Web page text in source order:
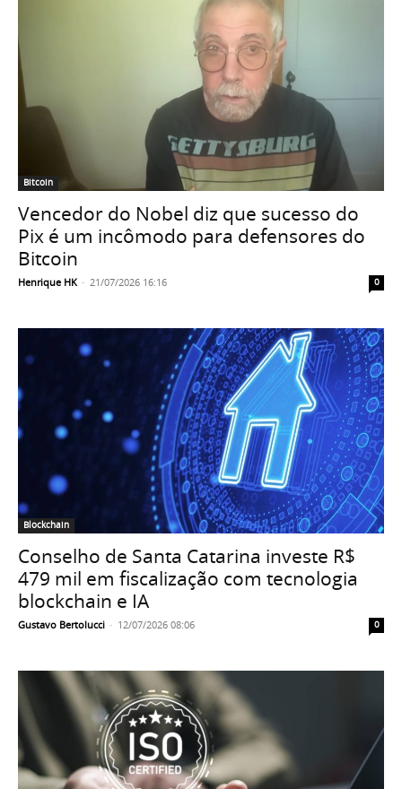
Bitcoin
Vencedor do Nobel diz que sucesso do
Pix é um incômodo para defensores do
Bitcoin
Henrique HK - 21/07/2026 16:16 0
Blockchain
Conselho de Santa Catarina investe R$
479 mil em fiscalização com tecnologia
blockchain e IA
Gustavo Bertolucci - 12/07/2026 08:06 0